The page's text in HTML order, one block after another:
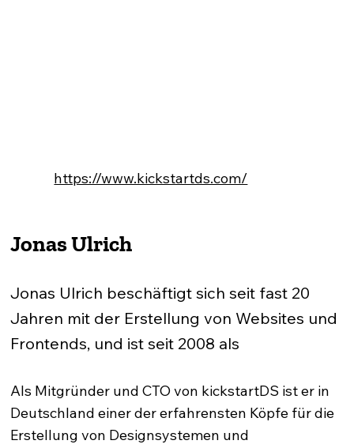
Jonas Ulrich
Jonas Ulrich beschäftigt sich seit fast 20
Jahren mit der Erstellung von Websites und
Frontends, und ist seit 2008 als
Als Mitgründer und CTO von kickstartDS ist er in
Deutschland einer der erfahrensten Köpfe für die
Erstellung von Designsystemen und
https://www.kickstartds.com/